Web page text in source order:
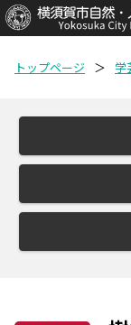
トップページ ＞ 学